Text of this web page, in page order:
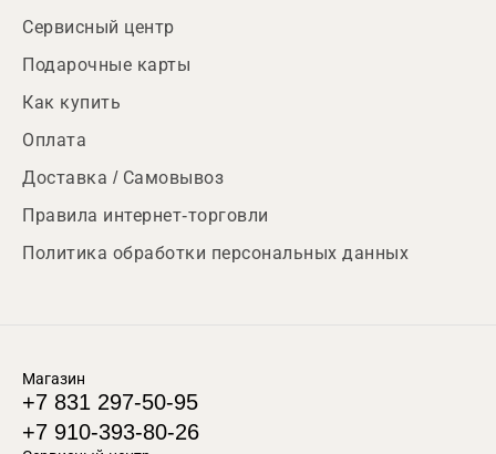
Сервисный центр
Подарочные карты
Как купить
Оплата
Доставка / Самовывоз
Правила интернет-торговли
Политика обработки персональных данных
Магазин
+7 831 297-50-95
+7 910-393-80-26